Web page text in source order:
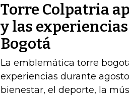
Torre Colpatria
y las
Bogotá
La emblemática torre
experiencias durante
bienestar, el deporte, la